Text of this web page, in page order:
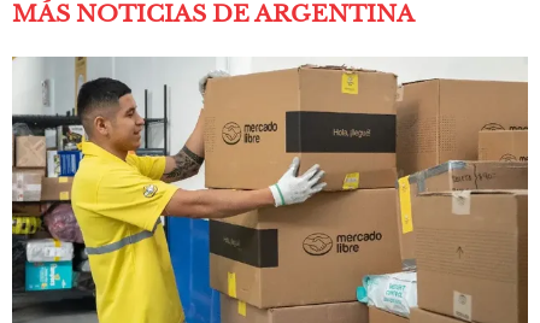
MÁS NOTICIAS DE ARGENTINA